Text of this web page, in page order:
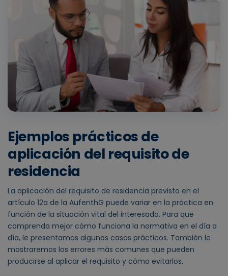
Ejemplos prácticos de
aplicación del requisito de
residencia
La aplicación del requisito de residencia previsto en el
artículo 12a de la AufenthG puede variar en la práctica en
función de la situación vital del interesado. Para que
comprenda mejor cómo funciona la normativa en el día a
día, le presentamos algunos casos prácticos. También le
mostraremos los errores más comunes que pueden
producirse al aplicar el requisito y cómo evitarlos.